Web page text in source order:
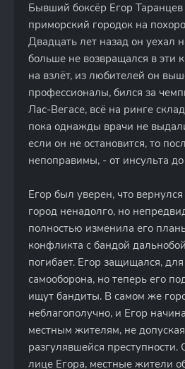
Бывший боксёр Егор
приморский городок на
Двадцать лет назад он уехал
больше не возвращался в эти
на взлёт, из любителей он
профессионалы, бился за
Лас-Вегасе, всё на ринге
пока однажды врачи не
если он не остановится, то
непоправимы, - от инсульта
Егор был уверен, что
город ненадолго, но
полностью изменила его
конфликта с бандой
погибает. Егор защищался,
самооборона, но теперь его
ищут бандиты. В самом же
неблагополучно, и Егор
местным жителям, не
разгулявшейся
лице Егора, местные жители